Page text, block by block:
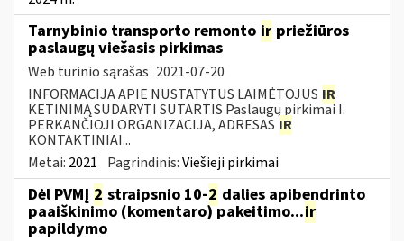
Tarnybinio transporto remonto ir priežiūros
paslaugų viešasis pirkimas
Web turinio sąrašas 2021-07-20
INFORMACIJA APIE NUSTATYTUS LAIMĖTOJUS IR
KETINIMĄ SUDARYTI SUTARTIS Paslaugų pirkimai I.
PERKANČIOJI ORGANIZACIJA, ADRESAS IR
KONTAKTINIAI...
Metai: 2021 Pagrindinis:Viešieji pirkimai
Dėl PVMĮ 2 straipsnio 10-2 dalies apibendrinto
paaiškinimo (komentaro) pakeitimo...ir
papildymo